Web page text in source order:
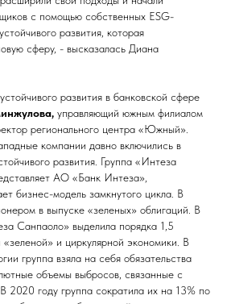
с помощью собственных ESG-
развития, которая
сферу, - высказалась Диана
развития в банковской сфере
управляющий южным филиалом
регионального центра «Южный».
компании давно включились в
развития. Группа «Интеза
АО «Банк Интеза»,
бизнес-модель замкнутого цикла. В
в выпуске «зеленых» облигаций. В
Санпаоло» выделила порядка 1,5
и циркулярной экономики. В
группа взяла на себя обязательства
объемы выбросов, связанные с
2020 году группа сократила их на 13% по